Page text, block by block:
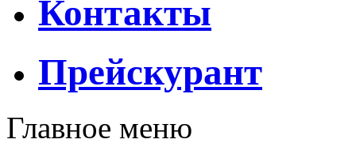
Контакты
Прейскурант
Главное меню